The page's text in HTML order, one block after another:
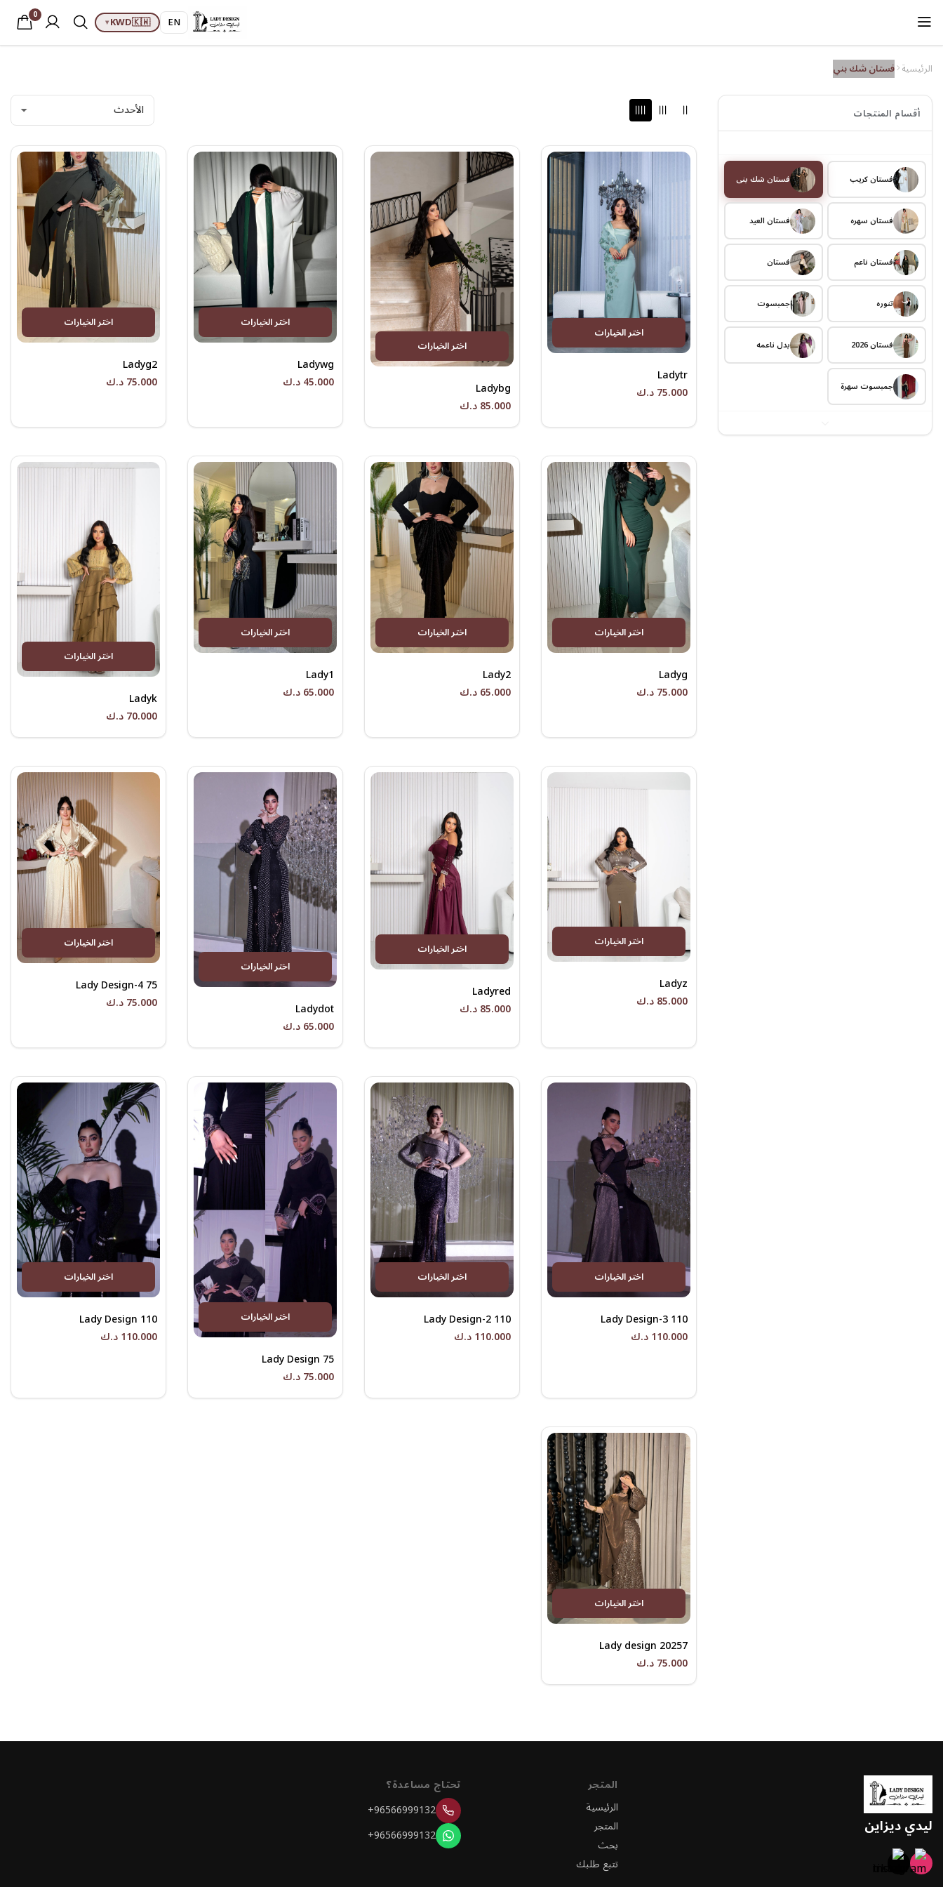
EN
🇰🇼
KWD
▾
0
الرئيسية فستان شك بني
أقسام المنتجات
فستان كريب فستان شك بني
فستان سهره فستان العيد
فستان ناعم فستان
تنوره جمبسوت
فستان 2026 بدل ناعمه
جمبسوت سهرة
اختر الخيارات
Ladytr
75.000 د.ك
اختر الخيارات
Ladybg
85.000 د.ك
اختر الخيارات
Ladywg
45.000 د.ك
اختر الخيارات
Ladyg2
75.000 د.ك
اختر الخيارات
Ladyg
75.000 د.ك
اختر الخيارات
Lady2
65.000 د.ك
اختر الخيارات
Lady1
65.000 د.ك
اختر الخيارات
Ladyk
70.000 د.ك
اختر الخيارات
Ladyz
85.000 د.ك
اختر الخيارات
Ladyred
85.000 د.ك
اختر الخيارات
Ladydot
65.000 د.ك
اختر الخيارات
Lady Design-4 75
75.000 د.ك
اختر الخيارات
Lady Design-3 110
110.000 د.ك
اختر الخيارات
Lady Design-2 110
110.000 د.ك
اختر الخيارات
Lady Design 75
75.000 د.ك
اختر الخيارات
Lady Design 110
110.000 د.ك
اختر الخيارات
Lady design 20257
75.000 د.ك
ليدي ديزاين
المتجر
الرئيسية
المتجر
بحث
تتبع طلبك
تحتاج مساعدة؟
+96566999132
+96566999132